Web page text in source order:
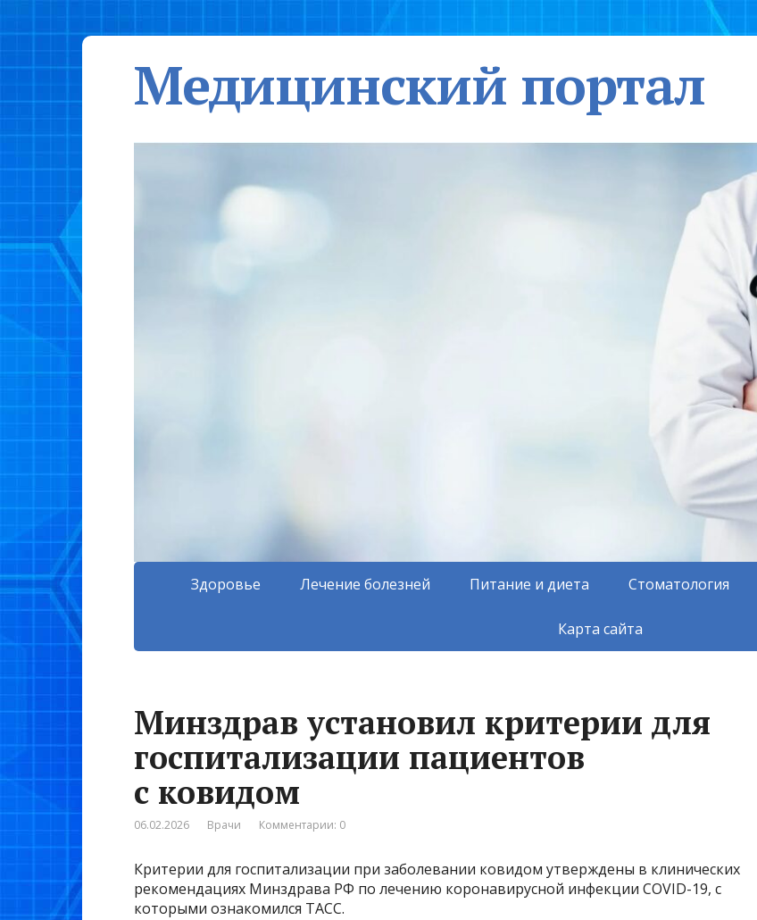
Медицинский портал
Здоровье Лечение болезней Питание и диета Стоматология
Карта сайта
Минздрав установил критерии для
госпитализации пациентов
с ковидом
06.02.2026 Врачи Комментарии: 0
Критерии для госпитализации при заболевании ковидом утверждены в клинических
рекомендациях Минздрава РФ по лечению коронавирусной инфекции COVID-19, с
которыми ознакомился ТАСС.